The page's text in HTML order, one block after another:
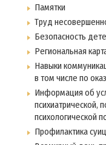
Памятки
Труд
Безопасность
Региональная
Навыки
в том числе по
Информация об
психиатрической,
психологической
Профилактика